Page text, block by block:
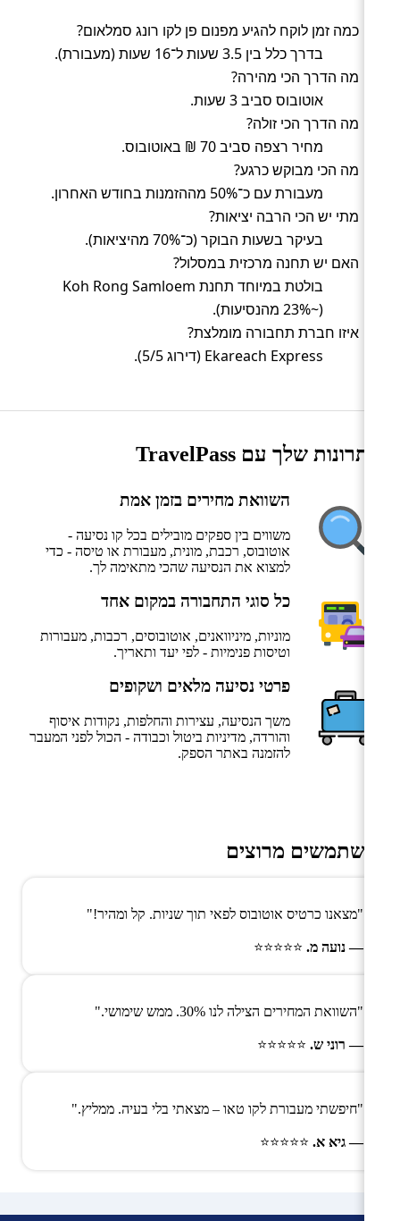
כמה זמן לוקח להגיע מפנום פן לקו רונג סמלאום?
בדרך כלל בין 3.5 שעות ל־16 שעות (מעבורת).
מה הדרך הכי מהירה?
אוטובוס סביב 3 שעות.
מה הדרך הכי זולה?
מחיר רצפה סביב 70 ₪ באוטובוס.
מה הכי מבוקש כרגע?
מעבורת עם כ־50% מההזמנות בחודש האחרון.
מתי יש הכי הרבה יציאות?
בעיקר בשעות הבוקר (כ־70% מהיציאות).
האם יש תחנה מרכזית במסלול?
בולטת במיוחד תחנת Koh Rong Samloem
(~23% מהנסיעות).
איזו חברת תחבורה מומלצת?
Ekareach Express (דירוג 5/5).
היתרונות שלך עם TravelPass
השוואת מחירים בזמן אמת
משווים בין ספקים מובילים בכל קו נסיעה -
אוטובוס, רכבת, מונית, מעבורת או טיסה - כדי
למצוא את הנסיעה שהכי מתאימה לך.
כל סוגי התחבורה במקום אחד
מוניות, מיניוואנים, אוטובוסים, רכבות, מעבורות
וטיסות פנימיות - לפי יעד ותאריך.
פרטי נסיעה מלאים ושקופים
משך הנסיעה, עצירות והחלפות, נקודות איסוף
והורדה, מדיניות ביטול וכבודה - הכול לפני המעבר
להזמנה באתר הספק.
משתמשים מרוצים
"מצאנו כרטיס אוטובוס לפאי תוך שניות. קל ומהיר!"
— נועה מ. ⭐⭐⭐⭐⭐
"השוואת המחירים הצילה לנו 30%. ממש שימושי."
— רוני ש. ⭐⭐⭐⭐⭐
"חיפשתי מעבורת לקו טאו – מצאתי בלי בעיה. ממליץ."
— גיא א. ⭐⭐⭐⭐⭐